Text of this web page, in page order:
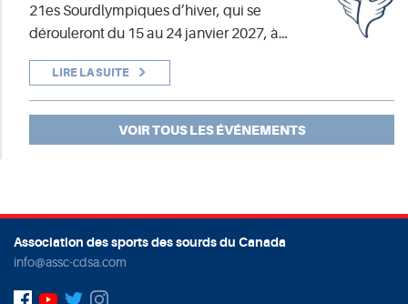
21es Sourdlympiques d’hiver, qui se
dérouleront du 15 au 24 janvier 2027, à…
LIRE LA SUITE
VOIR TOUS LES ÉVÉNEMENTS
Association des sports des sourds du Canada
info@assc-cdsa.com